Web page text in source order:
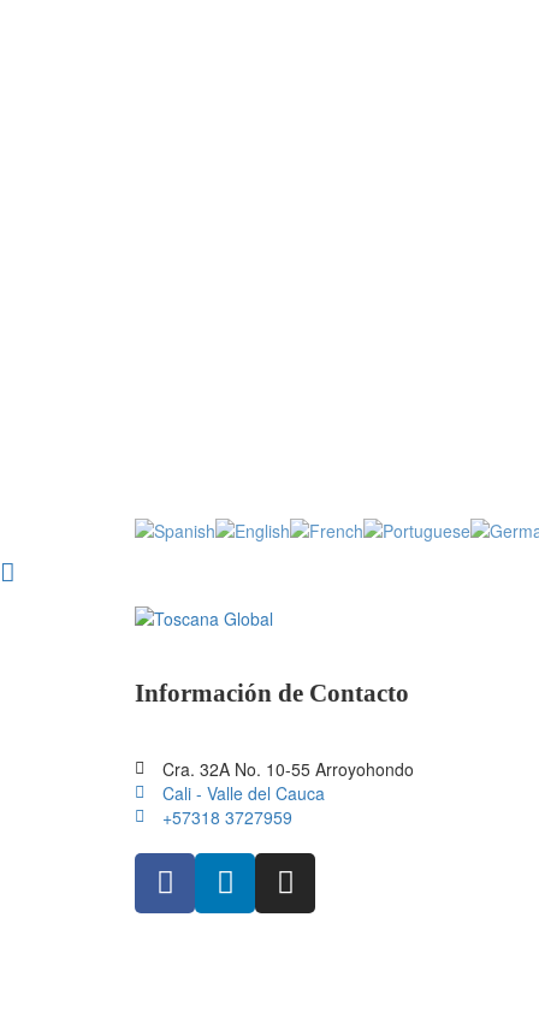
Información de Contacto
Cra. 32A No. 10-55 Arroyohondo
Cali - Valle del Cauca
+57318 3727959